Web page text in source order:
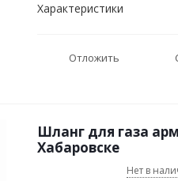
Характеристики
Отложить
Шланг для газа
Хабаровске
Нет в